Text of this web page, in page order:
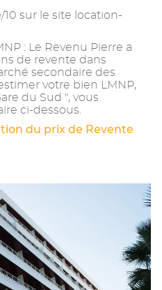
10 sur le site location-
: Le Revenu Pierre a
de revente dans
secondaire des
votre bien LMNP,
du Sud ", vous
ci-dessous.
du prix de Revente